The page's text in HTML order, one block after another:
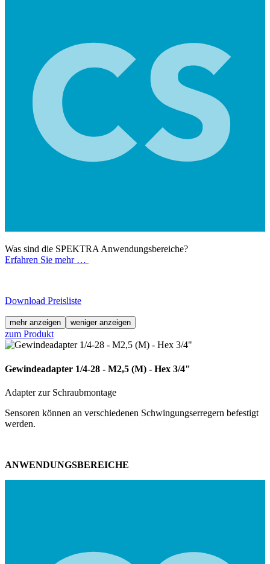
Was sind die SPEKTRA Anwendungsbereiche?
Erfahren Sie mehr …
Download Preisliste
mehr anzeigen weniger anzeigen
zum Produkt
Gewindeadapter 1/4-28 - M2,5 (M) - Hex 3/4"
Adapter zur Schraubmontage
Sensoren können an verschiedenen Schwingungserregern befestigt
werden.
ANWENDUNGSBEREICHE